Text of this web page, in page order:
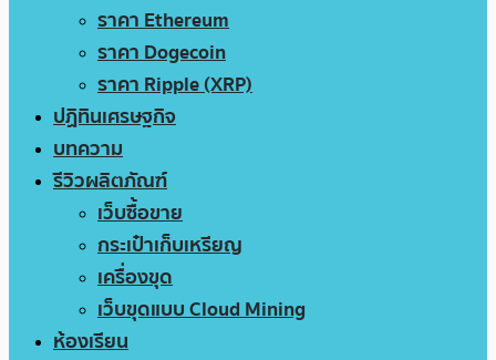
ราคา Ethereum
ราคา Dogecoin
ราคา Ripple (XRP)
ปฏิทินเศรษฐกิจ
บทความ
รีวิวผลิตภัณฑ์
เว็บซื้อขาย
กระเป๋าเก็บเหรียญ
เครื่องขุด
เว็บขุดแบบ Cloud Mining
ห้องเรียน